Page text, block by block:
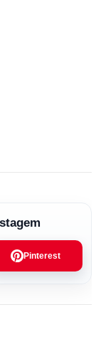
Pinterest